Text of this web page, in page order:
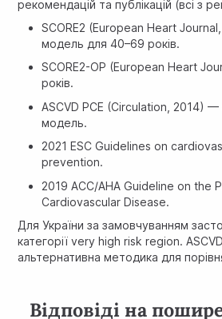
рекомендацій та публікацій (всі з
SCORE2 (European Heart
модель для 40–69 років.
SCORE2-OP (European Heart
років.
ASCVD PCE (Circulation, 2014)
модель.
2021 ESC Guidelines on
prevention.
2019 ACC/AHA Guideline on the
Cardiovascular Disease.
Для України за замовчуванням
категорії very high risk region.
альтернативна методика для
Відповіді на